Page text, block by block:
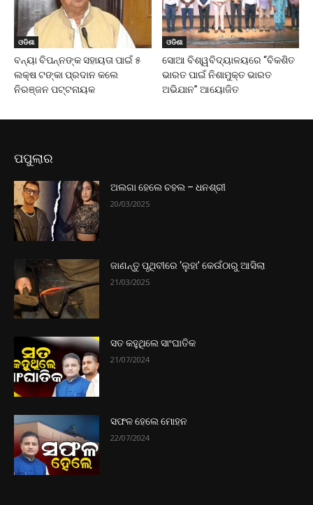
ଓଡିଶା
ବନ୍ୟା ବିପନ୍ନଙ୍କ ସହାୟତା ପାଇଁ ୫
ଲକ୍ଷ ଟଙ୍କା ପ୍ରଦାନ କଲେ
ନିରଞ୍ଜନ ପଟ୍ଟନାୟକ
ଓଡିଶା
ସୋଆ ବିଶ୍ୱବିଦ୍ୟାଳୟରେ “ବିକଶିତ
ଭାରତ ପାଇଁ ନିଶାମୁକ୍ତ ଭାରତ
ଅଭିଯାନ” ଆୟୋଜିତ
ପପୁଲାର
ଅଲଗା ହେଲେ ଚହଲ – ଧନଶ୍ରୀ
20/03/2025
ଜାଣନ୍ତୁ ପୃଥିବୀରେ ‘ଲୁହା’ କେଉଁଠାରୁ ଆସିଲା
21/03/2025
ସତ କହୁଥିଲେ ସାଂଘାତିକ
21/07/2024
ସଫଳ ହେଲେ ମୋହନ
22/07/2024